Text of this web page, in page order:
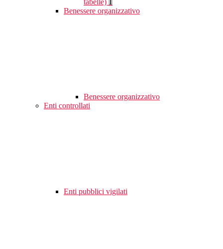
tabelle)
Benessere organizzativo
Benessere organizzativo
Enti controllati
Enti pubblici vigilati